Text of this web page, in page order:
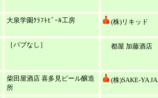
大泉学園ｸﾗﾌﾄﾋﾞｰﾙ工房 (株)リキッド
［パブなし］ 都屋 加藤酒店
柴田屋酒店 喜多見ビール醸造
所
(株)SAKE-YA